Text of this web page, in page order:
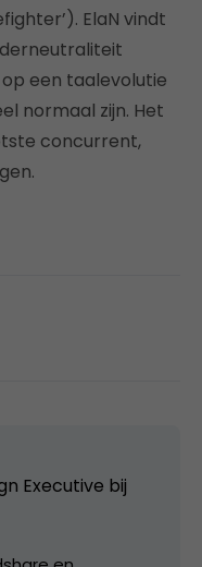
ElaN vindt
een taalevolutie
normaal zijn. Het
concurrent,
Executive bij